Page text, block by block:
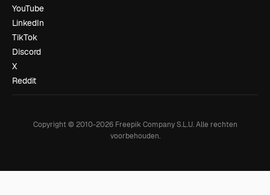
YouTube
LinkedIn
TikTok
Discord
X
Reddit
Copyright © 2010-2026Freepik Company S.L.U. Alle rechten
voorbehouden.